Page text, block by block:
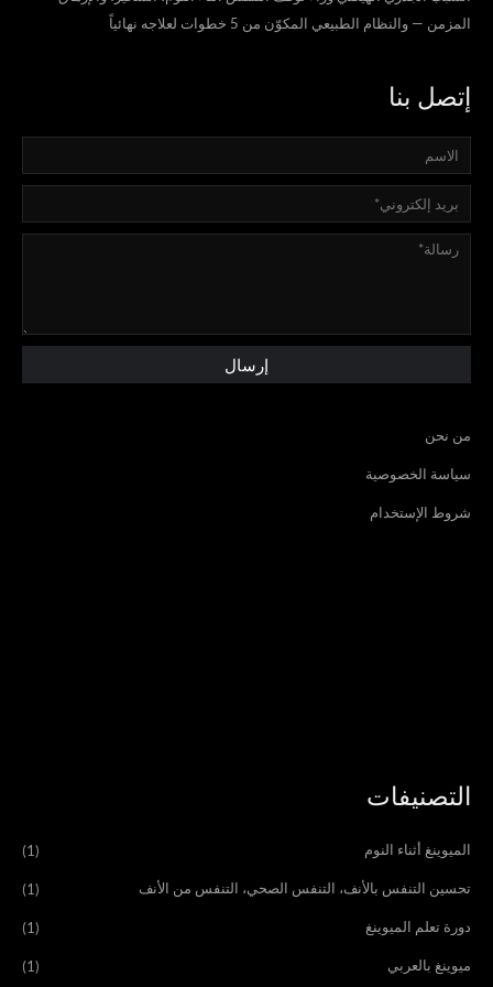
المزمن — والنظام الطبيعي المكوّن من 5 خطوات لعلاجه نهائياً
إتصل بنا
من نحن
سياسة الخصوصية
شروط الإستخدام
التصنيفات
الميوينغ أثناء النوم (1)
تحسين التنفس بالأنف، التنفس الصحي، التنفس من الأنف (1)
دورة تعلم الميوينغ (1)
ميوينغ بالعربي (1)